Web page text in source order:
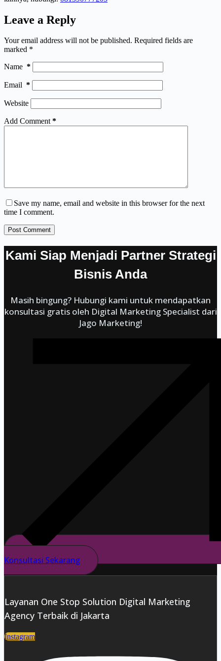
Leave a Reply
Your email address will not be published. Required fields are
marked *
Name *
Email *
Website
Add Comment*
Save my name, email and website in this browser for the next
time I comment.
Post Comment
Kami Siap Menjadi Partner Strategi
Bisnis Anda
Masih bingung? Hubungi kami untuk mendapatkan
konsultasi gratis oleh Digital Marketing Specialist dari
Jago Marketing!
Konsultasi Sekarang
Layanan One Stop Solution Digital Marketing
Agency Terbaik di Jakarta
Instagram